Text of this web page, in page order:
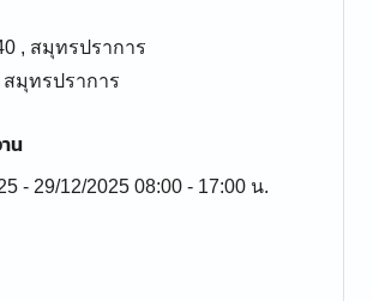
, สมุทรปราการ
สมุทรปราการ
น
- 29/12/2025 08:00 - 17:00 น.